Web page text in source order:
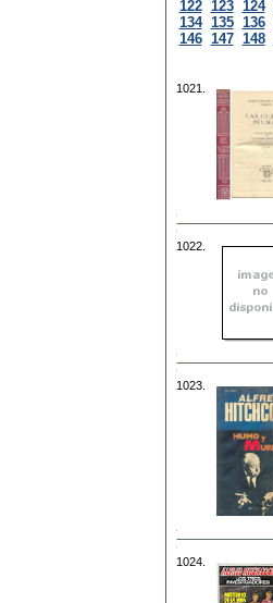
122 123 124
134 135 136
146 147 148
1021.
1022.
1023.
1024.